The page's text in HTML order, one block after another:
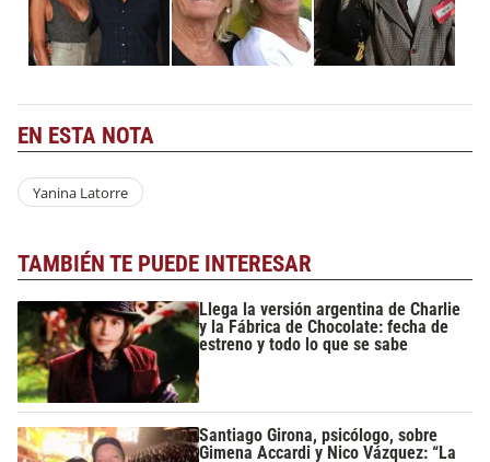
EN ESTA NOTA
Yanina Latorre
TAMBIÉN TE PUEDE INTERESAR
Llega la versión argentina de Charlie
y la Fábrica de Chocolate: fecha de
estreno y todo lo que se sabe
Santiago Girona, psicólogo, sobre
Gimena Accardi y Nico Vázquez: “La